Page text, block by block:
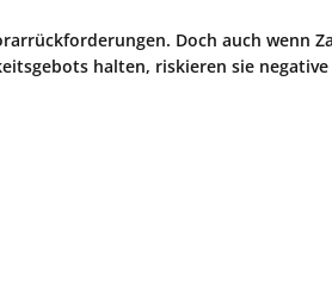
Doch auch wenn
halten, riskieren sie negative